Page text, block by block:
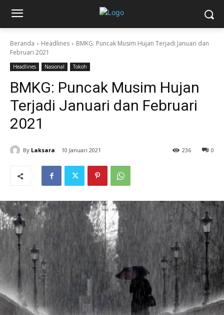
Beranda Headlines
BMKG: Puncak Musim Hujan Terjadi Januari dan
Februari 2021
Headlines Nasional Tokoh
BMKG: Puncak Musim Hujan
Terjadi Januari dan Februari
2021
By Laksara 10 Januari 2021 0
236